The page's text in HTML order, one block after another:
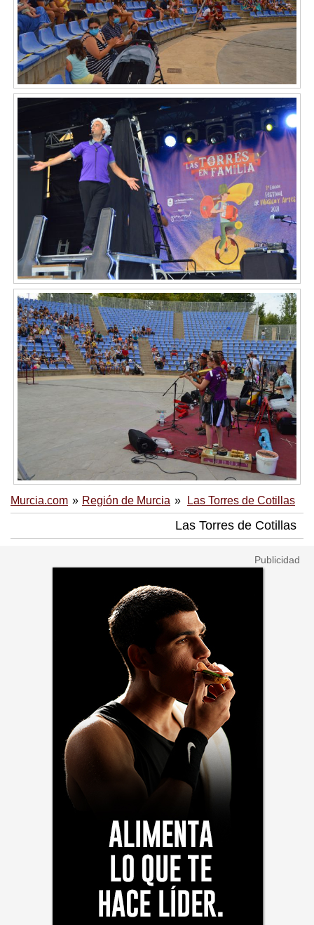
Murcia.com Región de Murcia Las Torres de Cotillas
Las Torres de Cotillas